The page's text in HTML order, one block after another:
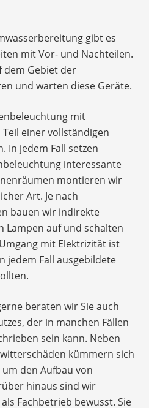
gibt es
mit Vor- und Nachteilen.
dem Gebiet der
und warten diese Geräte.
mit
einer vollständigen
In jedem Fall setzen
interessante
montieren wir
Art. Je nach
bauen wir indirekte
Lampen auf und schalten
mit Elektrizität ist
jedem Fall ausgebildete
beraten wir Sie auch
der in manchen Fällen
sein kann. Neben
kümmern sich
den Aufbau von
hinaus sind wir
Fachbetrieb bewusst. Sie